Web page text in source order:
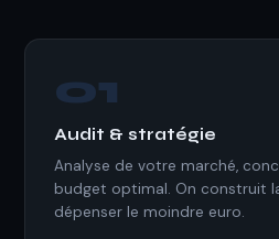
01
Audit & stratégie
Analyse de votre marché,
budget optimal. On construit
dépenser le moindre euro.